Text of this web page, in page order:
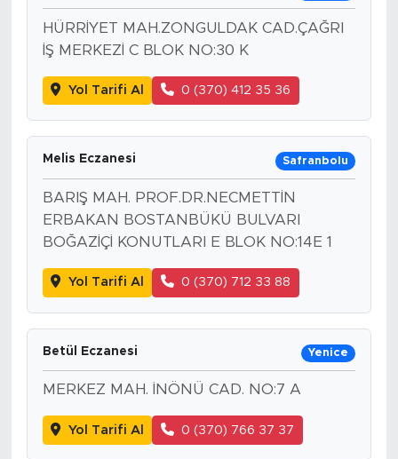
HÜRRİYET MAH.ZONGULDAK CAD.ÇAĞRI
İŞ MERKEZİ C BLOK NO:30 K
Yol Tarifi Al 0 (370) 412 35 36
Melis Eczanesi Safranbolu
BARIŞ MAH. PROF.DR.NECMETTİN
ERBAKAN BOSTANBÜKÜ BULVARI
BOĞAZİÇİ KONUTLARI E BLOK NO:14E 1
Yol Tarifi Al 0 (370) 712 33 88
Betül Eczanesi Yenice
MERKEZ MAH. İNÖNÜ CAD. NO:7 A
Yol Tarifi Al 0 (370) 766 37 37